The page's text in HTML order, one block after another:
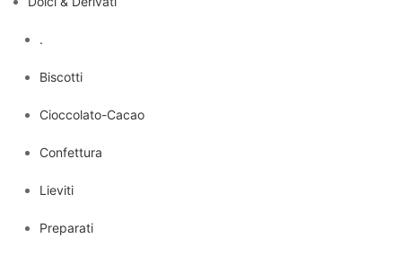
.
Biscotti
Cioccolato-Cacao
Confettura
Lieviti
Preparati